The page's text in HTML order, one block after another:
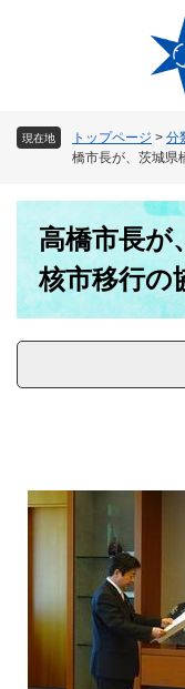
現在地 トップページ > 分
橋市長が、茨城県
高橋市長が
核市移行の